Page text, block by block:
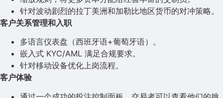
针对波动剧烈的拉丁美洲和加勒比地区货币的对冲策略。
客户关系管理和入职
多语言仪表盘（西班牙语+葡萄牙语）。
嵌入式 KYC/AML 满足合规要求。
针对移动设备优化上岗流程。
客户体验